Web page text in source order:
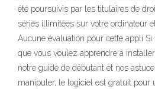
été poursuivis par les titulaires de
séries illimitées sur votre ordinateur
Aucune évaluation pour cette appli
que vous voulez apprendre à
notre guide de débutant et nos
manipuler, le logiciel est gratuit pour